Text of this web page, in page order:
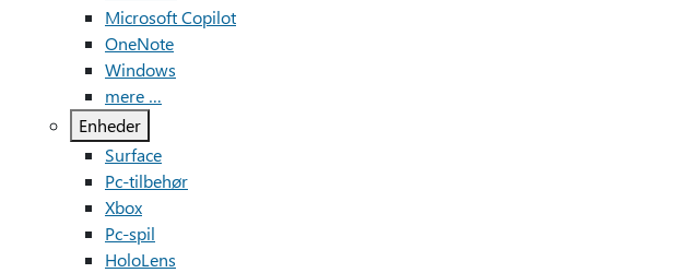
Microsoft Copilot
OneNote
Windows
mere …
Enheder
Surface
Pc-tilbehør
Xbox
Pc-spil
HoloLens